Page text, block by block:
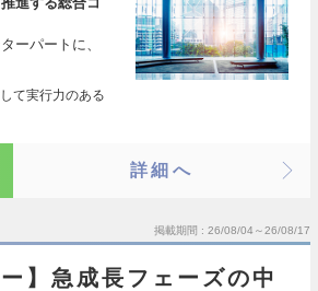
ーパートに、
て実行力のある
詳細へ
掲載期間 26/08/04～26/08/17
】急成長フェーズの中